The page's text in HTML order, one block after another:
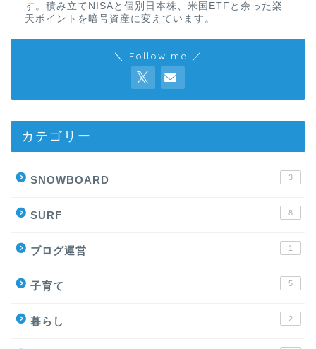
す。積み立てNISAと個別日本株、米国ETFと余った楽
天ポイントを暗号資産に変えています。
＼ Follow me ／
カテゴリー
SNOWBOARD 3
SURF 8
ブログ運営 1
子育て 5
暮らし 2